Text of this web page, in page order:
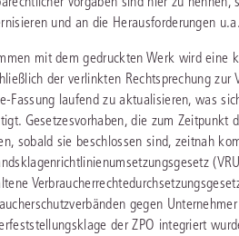
und an die Herausforderungen
mit dem gedruckten Werk wird eine
der verlinkten Rechtsprechung
Fassung laufend zu aktualisieren, was
Gesetzesvorhaben, die zum Zeitpunkt
sobald sie beschlossen sind, zeitnah
gegen
der ZPO integriert